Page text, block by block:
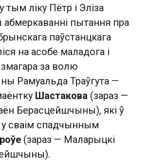
ліку Пётр і Эліза
пытання пра
паўстанцкага
на асобе маладога і
за волю
Рамуальда Траўгута —
Шастакова (зараз —
Берасцейшчыны), які ў
сваім спадчынным
(зараз — Маларыцкі